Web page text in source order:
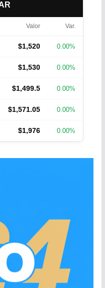
Valor Var.
$1,520 0.00%
$1,530 0.00%
$1,499.5 0.00%
$1,571.05 0.00%
$1,976 0.00%